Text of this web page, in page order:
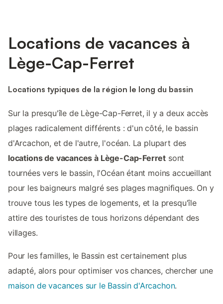
Locations de vacances à
Lège-Cap-Ferret
Locations typiques de la région le long du bassin
Sur la presqu'île de Lège-Cap-Ferret, il y a deux accès
plages radicalement différents : d'un côté, le bassin
d'Arcachon, et de l'autre, l'océan. La plupart des
locations de vacances à Lège-Cap-Ferret sont
tournées vers le bassin, l'Océan étant moins accueillant
pour les baigneurs malgré ses plages magnifiques. On y
trouve tous les types de logements, et la presqu'île
attire des touristes de tous horizons dépendant des
villages.
Pour les familles, le Bassin est certainement plus
adapté, alors pour optimiser vos chances, chercher une
maison de vacances sur le Bassin d'Arcachon.